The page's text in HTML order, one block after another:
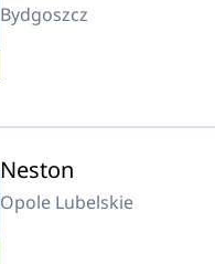
Bydgoszcz
Neston
Opole Lubelskie